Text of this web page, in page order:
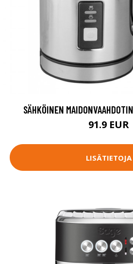
SÄHKÖINEN
91.9 EUR
LISÄTIETOJA